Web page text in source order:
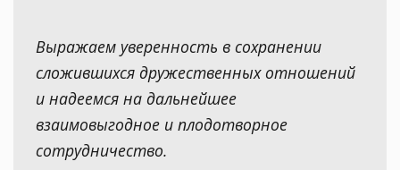
Выражаем уверенность в сохранении
сложившихся дружественных отношений
и надеемся на дальнейшее
взаимовыгодное и плодотворное
сотрудничество.